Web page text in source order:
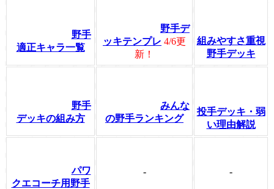
野手
適正キャラ一覧
野手デ
ッキテンプレ 4/6更
新！
組みやすさ重視
野手デッキ
野手
デッキの組み方
みんな
の野手ランキング
投手デッキ・弱
い理由解説
パワ
クエコーチ用野手
- -